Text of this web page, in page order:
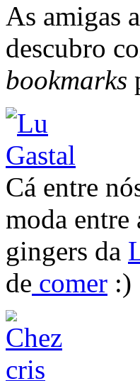
As amigas
descubro
bookmarks
Cá entre
moda entre
gingers da
de comer :)